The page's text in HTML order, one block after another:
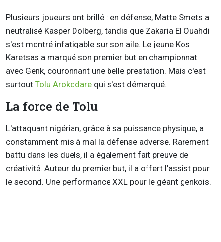
Plusieurs joueurs ont brillé : en défense, Matte Smets a
neutralisé Kasper Dolberg, tandis que Zakaria El Ouahdi
s'est montré infatigable sur son aile. Le jeune Kos
Karetsas a marqué son premier but en championnat
avec Genk, couronnant une belle prestation. Mais c'est
surtout Tolu Arokodare qui s'est démarqué.
La force de Tolu
L'attaquant nigérian, grâce à sa puissance physique, a
constamment mis à mal la défense adverse. Rarement
battu dans les duels, il a également fait preuve de
créativité. Auteur du premier but, il a offert l'assist pour
le second. Une performance XXL pour le géant genkois.